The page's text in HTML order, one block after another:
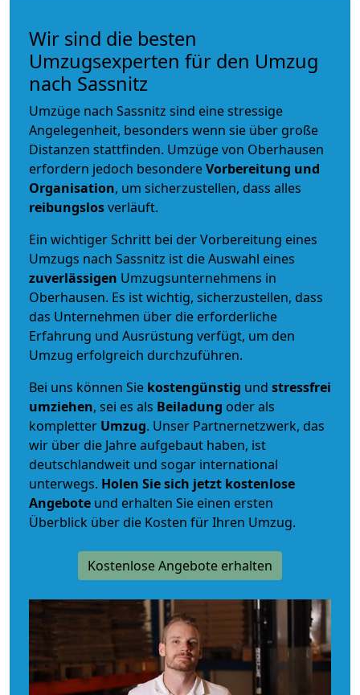
Wir sind die besten
Umzugsexperten für den Umzug
nach Sassnitz
Umzüge nach Sassnitz sind eine stressige
Angelegenheit, besonders wenn sie über große
Distanzen stattfinden. Umzüge von Oberhausen
erfordern jedoch besondereVorbereitung und
Organisation, um sicherzustellen, dass alles
reibungslosverläuft.
Ein wichtiger Schritt bei der Vorbereitung eines
Umzugs nach Sassnitz ist die Auswahl eines
zuverlässigen Umzugsunternehmens in
Oberhausen. Es ist wichtig, sicherzustellen, dass
das Unternehmen über die erforderliche
Erfahrung und Ausrüstung verfügt, um den
Umzug erfolgreich durchzuführen.
Bei uns können Sie kostengünstig und stressfrei
umziehen, sei es als Beiladung oder als
kompletter Umzug. Unser Partnernetzwerk, das
wir über die Jahre aufgebaut haben, ist
deutschlandweit und sogar international
unterwegs. Holen Sie sich jetzt kostenlose
Angebote und erhalten Sie einen ersten
Überblick über die Kosten für Ihren Umzug.
Kostenlose Angebote erhalten